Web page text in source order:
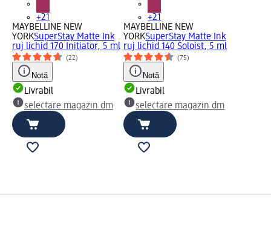
+21
MAYBELLINE NEW
YORKSuperStay Matte Ink
ruj lichid 170 Initiator, 5 ml
(22)
Notă
Livrabil
selectare magazin dm
+21
MAYBELLINE NEW
YORKSuperStay Matte Ink
ruj lichid 140 Soloist, 5 ml
(75)
Notă
Livrabil
selectare magazin dm